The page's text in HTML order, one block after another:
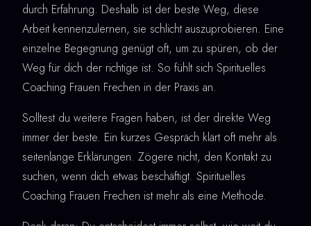
durch Erfahrung. Deshalb ist der beste Weg, diese
Arbeit kennenzulernen, sie schlicht auszuprobieren. Eine
einzelne Begegnung genügt oft, um zu spüren, ob der
Weg für dich der richtige ist. So fühlt sich Spirituelles
Coaching Frauen Frechen in der Praxis an.
Solltest du weitere Fragen haben, ist der direkte Weg
immer der beste. Ein kurzes Gespräch klärt oft mehr als
seitenlange Erklärungen. Zögere nicht, den Kontakt zu
suchen, wenn dich etwas beschäftigt. Spirituelles
Coaching Frauen Frechen ist mehr als eine Methode.